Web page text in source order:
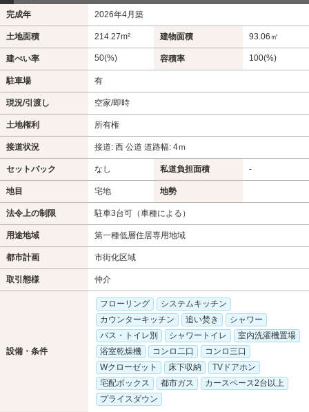
完成年 2026年4月築
土地面積 214.27m² 建物面積 93.06㎡
建ぺい率 50(%) 容積率 100(%)
駐車場 有
現況/引渡し 空家/即時
土地権利 所有権
接道状況 接道: 西 公道 道路幅: 4ｍ
セットバック なし 私道負担面積 -
地目 宅地 地勢
法令上の制限 駐車3台可（車種による）
用途地域 第一種低層住居専用地域
都市計画 市街化区域
取引態様 仲介
設備・条件
フローリング
システムキッチン
カウンターキッチン
追い焚き
シャワー
バス・トイレ別
シャワートイレ
室内洗濯機置場
浴室乾燥機
コンロ二口
コンロ三口
Wクローゼット
床下収納
TVドアホン
宅配ボックス
都市ガス
カースペース2台以上
プライスダウン